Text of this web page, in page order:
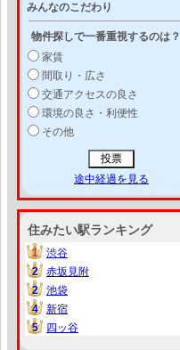
みんなのこだわり
物件探しで一番重視するのは？
家賃
間取り・広さ
交通アクセスの良さ
環境の良さ・利便性
その他
途中経過を見る
住みたい駅ランキング
1
1
渋谷
2
2
赤坂見附
2
2
池袋
4
4
新宿
5
5 四ッ谷